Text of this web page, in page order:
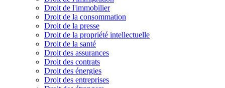
Droit de l'immobilier
Droit de la consommation
Droit de la presse
Droit de la propriété intellectuelle
Droit de la santé
Droit des assurances
Droit des contrats
Droit des énergies
Droit des entreprises